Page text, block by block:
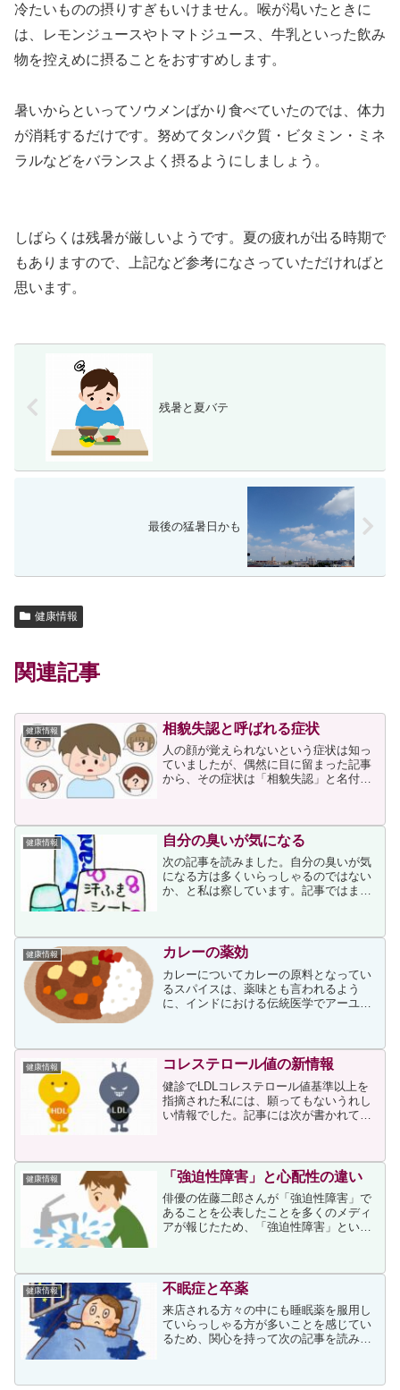
冷たいものの摂りすぎもいけません。喉が渇いたときに
は、レモンジュースやトマトジュース、牛乳といった飲み
物を控えめに摂ることをおすすめします。
暑いからといってソウメンばかり食べていたのでは、体力
が消耗するだけです。努めてタンパク質・ビタミン・ミネ
ラルなどをバランスよく摂るようにしましょう。
しばらくは残暑が厳しいようです。夏の疲れが出る時期で
もありますので、上記など参考になさっていただければと
思います。
残暑と夏バテ
最後の猛暑日かも
健康情報
関連記事
健康情報 相貌失認と呼ばれる症状
人の顔が覚えられないという症状は知っ
ていましたが、偶然に目に留まった記事
から、その症状は「相貌失認」と名付け
る東京慈恵会医科大学付属第三病院リハ
ビリテーション科診療部長の...
健康情報 自分の臭いが気になる
次の記事を読みました。自分の臭いが気
になる方は多くいらっしゃるのではない
か、と私は察しています。記事ではまず
した。その男性は「自分の体臭が気にな
る」と言って受診したそうで...
健康情報 カレーの薬効
カレーについてカレーの原料となってい
るスパイスは、薬味とも言われるよう
に、インドにおける伝統医学でアーユル
中国にも伝えられ、それぞれの国で同様
の薬効を期待して用いられて...
健康情報 コレステロール値の新情報
健診でLDLコレステロール値基準以上を
指摘された私には、願ってもないうれし
い情報でした。記事には次が書かれてい
準では「LD...
健康情報 「強迫性障害」と心配性の違い
俳優の佐藤二郎さんが「強迫性障害」で
あることを公表したことを多くのメディ
アが報じたため、「強迫性障害」という
なので、鍵をかけ忘れていないかを確認
することなどは日常茶飯事...
健康情報 不眠症と卒薬
来店される方々の中にも睡眠薬を服用し
ていらっしゃる方が多いことを感じてい
るため、関心を持って次の記事を読みま
ます。睡眠薬は非常によく処方される治